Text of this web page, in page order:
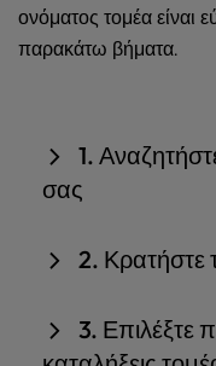
ονόματος τομέα είναι
παρακάτω βήματα.
1.
σας
πληκτρολογήσετε
τομέα σας είναι
2. Κρατήστε
θυμάστε και
3. Επιλέξτε